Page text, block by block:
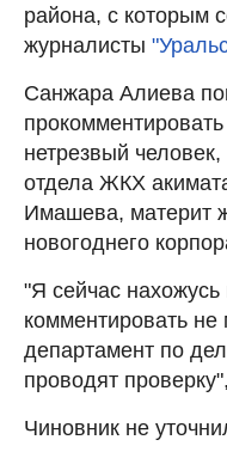
района, с которым
журналисты
Санжара Алиева
нетрезвый
отдела ЖКХ
Имашева, материт
новогоднего
"Я сейчас
комментировать
департамент по
проводят
Чиновник не